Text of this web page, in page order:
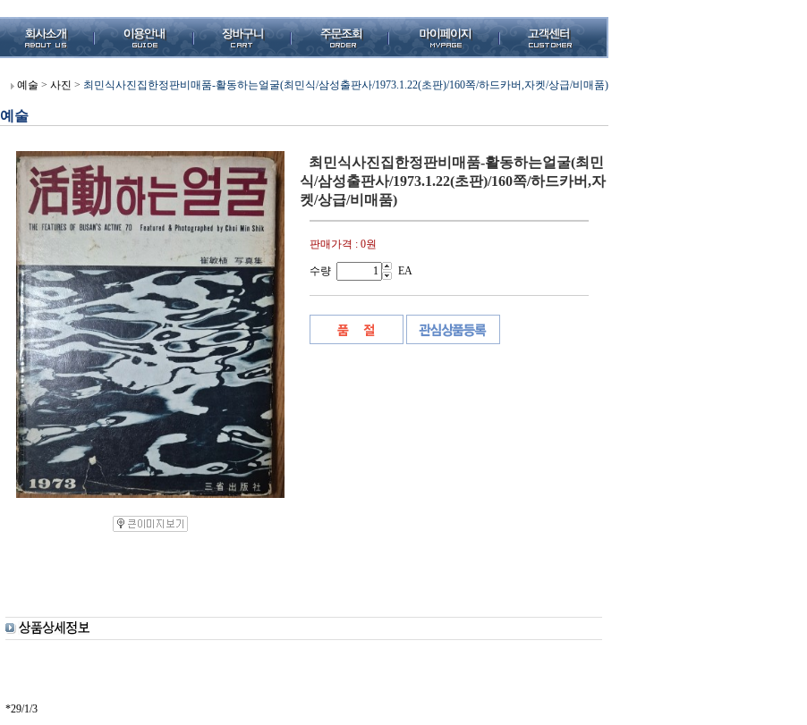
예술 > 사진 > 최민식사진집한정판비매품-활동하는얼굴(최민식/삼성출판사/1973.1.22(초판)/160쪽/하드카버,자켓/상급/비매품)
예술
최민식사진집한정판비매품-활동하는얼굴(최민
식/삼성출판사/1973.1.22(초판)/160쪽/하드카버,자
켓/상급/비매품)
판매가격 : 0원
수량 EA
*29/1/3